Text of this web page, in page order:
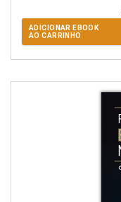
ADICIONAR EBOOK
AO CARRINHO